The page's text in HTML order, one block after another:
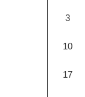
3
10
17